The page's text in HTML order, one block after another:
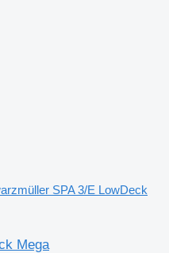
SPA 3/E LowDeck
Mega